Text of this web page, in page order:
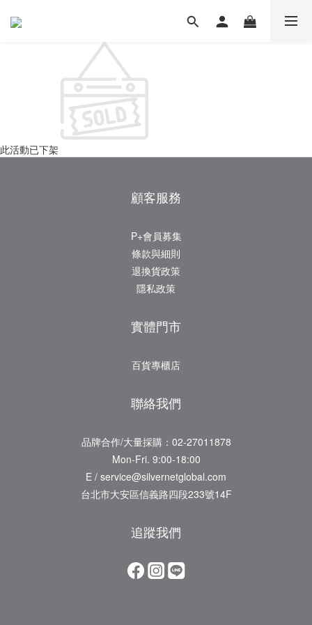
此活動已下架
顧客服務
P+會員募集
條款與細則
退換貨政策
隱私政策
實體門市
百貨專櫃店
聯絡我們
品牌合作/大量採購：02-27011878
Mon-Fri. 9:00-18:00
E / service@silvernetglobal.com
台北市大安區信義路四段233號14F
追蹤我們